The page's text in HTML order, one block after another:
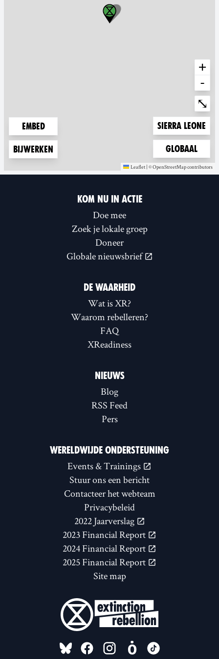
Embed
Bijwerken
+
-
⤡
Zoom to
Sierra Leone
Zoom to
Globaal
Leaflet | ©OpenStreetMap
(new window) contributors
(new window)
KOM NU IN ACTIE
Doe mee
Zoek je lokale groep
Doneer
Globale nieuwsbrief
DE WAARHEID
Wat is XR?
Waarom rebelleren?
FAQ
XReadiness
NIEUWS
Blog
RSS Feed
Pers
WERELDWIJDE ONDERSTEUNING
Events & Trainings
Stuur ons een bericht
Contacteer het webteam
Privacybeleid
2022 Jaarverslag
2023 Financial Report
2024 Financial Report
2025 Financial Report
Site map
FOLLOW US ON